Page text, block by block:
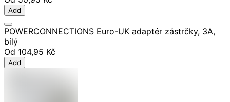
Add
POWERCONNECTIONS Euro-UK adaptér zástrčky, 3A,
bílý
Od 104,95 Kč
Add